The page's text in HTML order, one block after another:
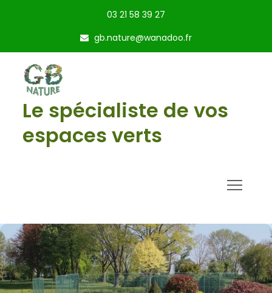
03 21 58 39 27
gb.nature@wanadoo.fr
Le spécialiste de vos
espaces verts